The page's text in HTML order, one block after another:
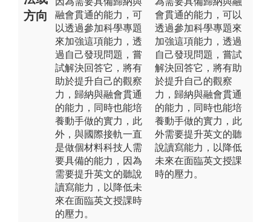
方向
融會貫通的能力，可
以透過參加科學專題
來加強這項能力，透
過自己發現問題，嘗
試解決回答它，將有
助於提升自己的觀察
力，歸納與融會貫通
的能力，同時也能培
養動手做的實力，此
外，與國際接軌一直
是做個材料科技人需
要具備的能力，因為
需要提升英文的聽說
讀寫能力，以降低未
來在面臨英文授課時
的壓力。
會貫通的能力，可以
透過參加科學專題來
加強這項能力，透過
自己發現問題，嘗試
解決回答它，將有助
於提升自己的觀察
力，歸納與融會貫通
的能力，同時也能培
養動手做的實力，此
外需要提升英文的聽
說讀寫能力，以降低
未來在面臨英文授課
時的壓力。